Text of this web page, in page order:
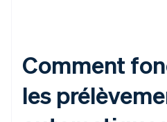
Comment
les